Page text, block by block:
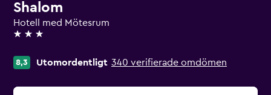
Shalom
Hotell med Mötesrum
3 stjärnor
8,3 Utomordentligt 340 verifierade omdömen